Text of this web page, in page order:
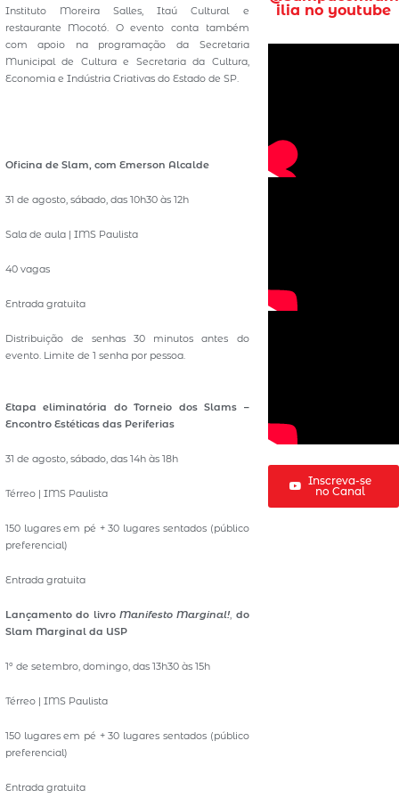
Instituto Moreira Salles, Itaú Cultural e
restaurante Mocotó. O evento conta também
com apoio na programação da Secretaria
Municipal de Cultura e Secretaria da Cultura,
Economia e Indústria Criativas do Estado de SP.
Oficina de Slam, com Emerson Alcalde
31 de agosto, sábado, das 10h30 às 12h
Sala de aula | IMS Paulista
40 vagas
Entrada gratuita
Distribuição de senhas 30 minutos antes do
evento. Limite de 1 senha por pessoa.
Etapa eliminatória do Torneio dos Slams –
Encontro Estéticas das Periferias
31 de agosto, sábado, das 14h às 18h
Térreo | IMS Paulista
150 lugares em pé + 30 lugares sentados (público
preferencial)
Entrada gratuita
Lançamento do livroManifesto Marginal!, do
Slam Marginal da USP
1º de setembro, domingo, das 13h30 às 15h
Térreo | IMS Paulista
150 lugares em pé + 30 lugares sentados (público
preferencial)
Entrada gratuita
ilia no youtube
Inscreva-se
no Canal